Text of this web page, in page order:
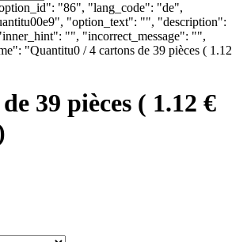
"86", "lang_code": "de",
"option_text": "", "description":
"", "incorrect_message": "",
"Quantitu0 / 4 cartons de 39 pièces ( 1.12
39 pièces ( 1.12 €